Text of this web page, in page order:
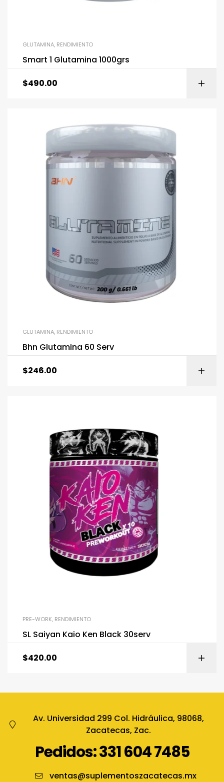
GLUTAMINA, RENDIMIENTO
Smart 1 Glutamina 1000grs
$490.00
GLUTAMINA, RENDIMIENTO
Bhn Glutamina 60 Serv
$246.00
PRE-WORK, RENDIMIENTO
SL Saiyan Kaio Ken Black 30serv
$420.00
Av. Universidad 299 Col. Hidráulica, 98068,
Zacatecas, Zac.
Pedidos: 331 604 7485
ventas@suplementoszacatecas.mx